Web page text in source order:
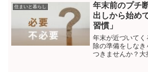
に60歳を過ぎて
省きつつ豊かに
住まいと暮らし
年末前のプチ
出しから始め
習慣」
年末が近づいて
除の準備をしな
つきませんか？